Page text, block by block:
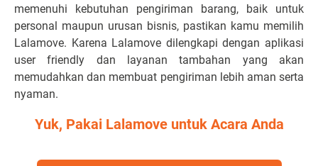
memenuhi kebutuhan pengiriman barang, baik untuk
personal maupun urusan bisnis, pastikan kamu memilih
Lalamove. Karena Lalamove dilengkapi dengan aplikasi
user friendly dan layanan tambahan yang akan
memudahkan dan membuat pengiriman lebih aman serta
nyaman.
Yuk, Pakai Lalamove untuk Acara Anda